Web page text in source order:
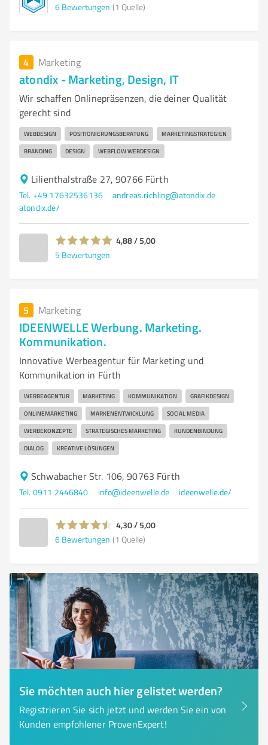
6 Bewertungen (1 Quelle)
4 Marketing
atondix - Marketing, Design, IT
Wir schaffen Onlinepräsenzen, die deiner Qualität
gerecht sind
WEBDESIGN POSITIONIERUNGSBERATUNG MARKETINGSTRATEGIEN
BRANDING DESIGN WEBFLOW WEBDESIGN
Lilienthalstraße 27, 90766 Fürth
Tel. +49 17632536136
andreas.richling@atondix.de
atondix.de/
4,88 / 5,00
5 Bewertungen
5 Marketing
IDEENWELLE Werbung. Marketing.
Kommunikation.
Innovative Werbeagentur für Marketing und
Kommunikation in Fürth
WERBEAGENTUR MARKETING KOMMUNIKATION GRAFIKDESIGN
ONLINEMARKETING MARKENENTWICKLUNG SOCIAL MEDIA
WERBEKONZEPTE STRATEGISCHES MARKETING KUNDENBINDUNG
DIALOG KREATIVE LÖSUNGEN
Schwabacher Str. 106, 90763 Fürth
Tel. 0911 2446840 info@ideenwelle.de ideenwelle.de/
4,30 / 5,00
6 Bewertungen (1 Quelle)
Sie möchten auch hier gelistet werden?
Registrieren Sie sich jetzt und werden Sie ein von
Kunden empfohlener ProvenExpert!